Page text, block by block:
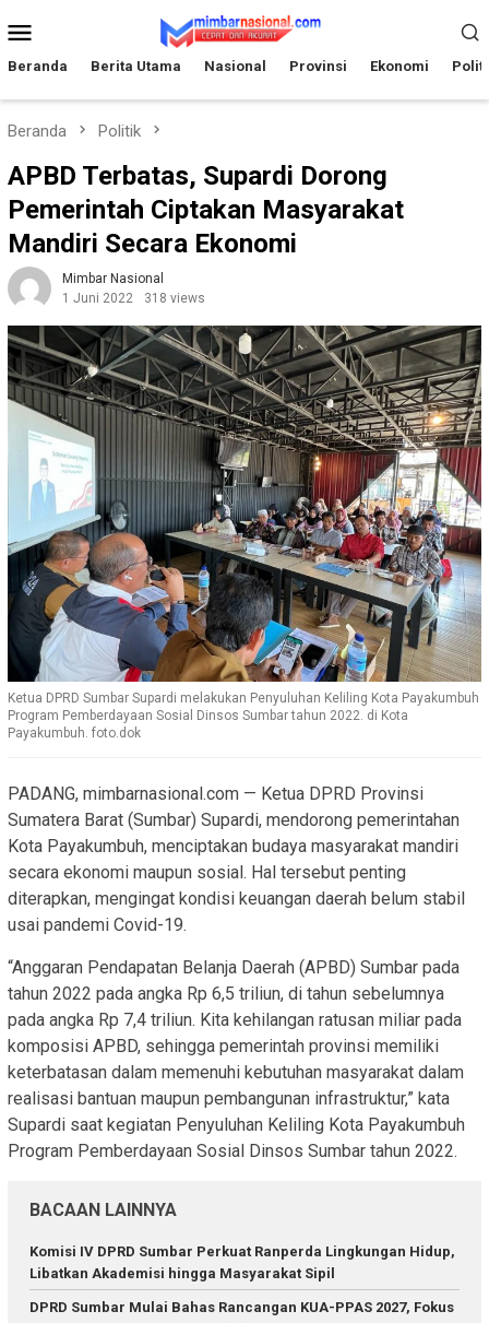
ke
Mobile
Beranda Berita Utama Nasional Provinsi Ekonomi
Beranda Politik
APBD Terbatas, Supardi Dorong
Pemerintah Ciptakan Masyarakat
Mandiri Secara Ekonomi
Mimbar Nasional
1 Juni 2022
318 views
Ketua DPRD Sumbar Supardi melakukan Penyuluhan Keliling Kota Payakumbuh
Program Pemberdayaan Sosial Dinsos Sumbar tahun 2022. di Kota
Payakumbuh. foto.dok
PADANG, mimbarnasional.com — Ketua DPRD Provinsi
Sumatera Barat (Sumbar) Supardi, mendorong pemerintahan
Kota Payakumbuh, menciptakan budaya masyarakat mandiri
secara ekonomi maupun sosial. Hal tersebut penting
diterapkan, mengingat kondisi keuangan daerah belum stabil
usai pandemi Covid-19.
“Anggaran Pendapatan Belanja Daerah (APBD) Sumbar pada
tahun 2022 pada angka Rp 6,5 triliun, di tahun sebelumnya
pada angka Rp 7,4 triliun. Kita kehilangan ratusan miliar pada
komposisi APBD, sehingga pemerintah provinsi memiliki
keterbatasan dalam memenuhi kebutuhan masyarakat dalam
realisasi bantuan maupun pembangunan infrastruktur,” kata
Supardi saat kegiatan Penyuluhan Keliling Kota Payakumbuh
Program Pemberdayaan Sosial Dinsos Sumbar tahun 2022.
BACAAN LAINNYA
Komisi IV DPRD Sumbar Perkuat Ranperda Lingkungan Hidup,
Libatkan Akademisi hingga Masyarakat Sipil
DPRD Sumbar Mulai Bahas Rancangan KUA-PPAS 2027, Fokus